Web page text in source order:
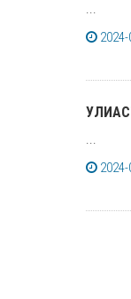
...
...